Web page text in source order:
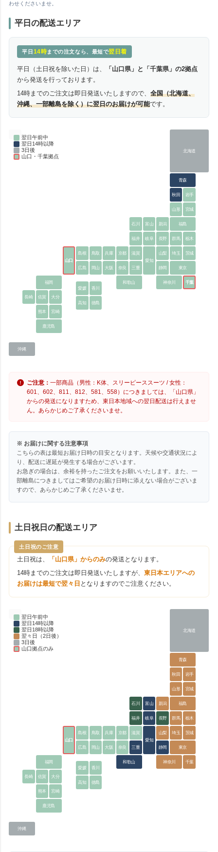
わせくださいませ。
平日の配送エリア
平日 14時までの注文なら、最短で翌日着
平日（土日祝を除いた日）は、
「山口県」と「千葉県」の2拠点
から発送を行っております。
14時までのご注文は即日発送いたしますので、全国（北海道、
沖縄、一部離島を除く）に翌日のお届けが可能です。
翌日午前中
翌日14時以降
3日後
山口・千葉拠点
北海道
青森
秋田 岩手
山形 宮城
石川 富山 新潟 福島
福井 岐阜 長野 群馬 栃木
山口
島根 鳥取 兵庫 京都
滋賀
愛知
山梨 埼玉 茨城
広島 岡山 大阪 奈良 三重 東京
福岡
愛媛
香川
和歌山
静岡
神奈川 千葉
長崎 佐賀
大分
高知
徳島
熊本
宮崎
鹿児島
沖縄
ご注意：一部商品（男性：K体、スリーピーススーツ / 女性：
601、602、811、812、581、558）につきましては、「山口県」
からの発送になりますため、東日本地域への翌日配送は行えませ
ん。あらかじめご了承くださいませ。
※ お届けに関する注意事項
こちらの表は最短お届け日時の目安となります。天候や交通状況によ
り、配送に遅延が発生する場合がございます。
お急ぎの場合は、余裕を持ったご注文をお願いいたします。また、一
部離島につきましてはご希望のお届け日時に添えない場合がございま
すので、あらかじめご了承くださいませ。
土日祝日の配送エリア
土日祝のご注意
土日祝は、 「山口県」からのみの発送となります。
14時までのご注文は即日発送いたしますが、東日本エリアへの
お届けは最短で翌々日 となりますのでご注意ください。
翌日午前中
翌日14時以降
翌日18時以降
翌々日（2日後）
3日後
山口拠点のみ
北海道
青森
秋田 岩手
山形 宮城
福島
新潟
群馬 栃木
埼玉 茨城
東京
神奈川 千葉
山梨
石川
福井 長野
富山
岐阜
愛知
静岡
三重
和歌山
山口
島根 鳥取
広島 岡山
兵庫 京都 滋賀
大阪 奈良
香川
愛媛
徳島
高知
福岡
佐賀 大分
熊本
長崎
宮崎
鹿児島
沖縄